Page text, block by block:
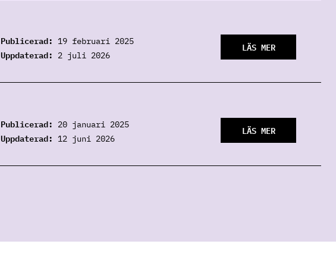
Publicerad: 19 februari 2025
Uppdaterad: 2 juli 2026
LÄS MER
Publicerad: 20 januari 2025
Uppdaterad: 12 juni 2026
LÄS MER